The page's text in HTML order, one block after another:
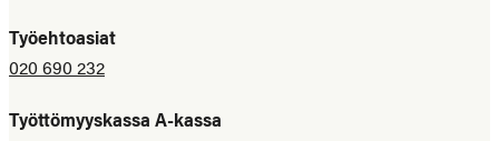
Työehtoasiat
020 690 232
Työttömyyskassa A-kassa